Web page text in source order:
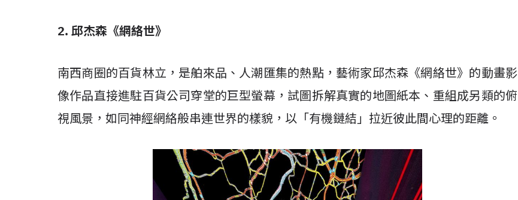
2. 邱杰森《網絡世》
南西商圈的百貨林立，是舶來品、人潮匯集的熱點，藝術家邱杰森《網絡世》的動畫影
像作品直接進駐百貨公司穿堂的巨型螢幕，試圖拆解真實的地圖紙本、重組成另類的俯
視風景，如同神經網絡般串連世界的樣貌，以「有機鏈結」拉近彼此間心理的距離。